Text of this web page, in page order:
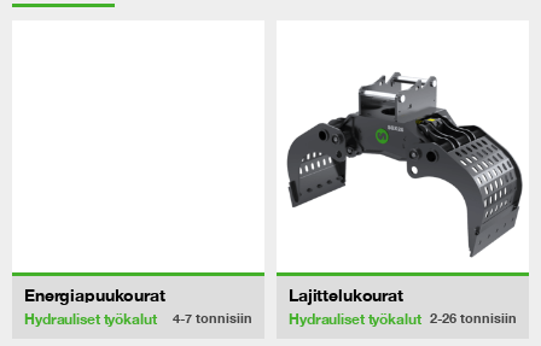
Energiapuukourat
Hydrauliset työkalut 4-7 tonnisiin
Lajittelukourat
Hydrauliset työkalut 2-26 tonnisiin